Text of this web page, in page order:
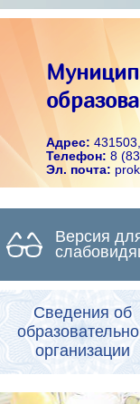
Адрес:
Телефон: 8
Эл. почта:
Версия
Сведения об
организации